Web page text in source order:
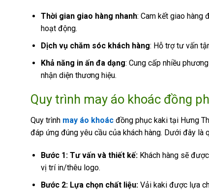
Thời gian giao hàng nhanh: Cam kết giao hàng
hoạt động.
Dịch vụ chăm sóc khách hàng: Hỗ trợ tư vấn
Khả năng in ấn đa dạng: Cung cấp nhiều
nhận diện thương hiệu.
Quy trình may áo khoác đồng
Quy trình may áo khoác đồng phục kaki tại Hưng
đáp ứng đúng yêu cầu của khách hàng. Dưới đây là
Bước 1: Tư vấn và thiết kế:Khách hàng sẽ
vị trí in/thêu logo.
Bước 2: Lựa chọn chất liệu:Vải kaki được lựa